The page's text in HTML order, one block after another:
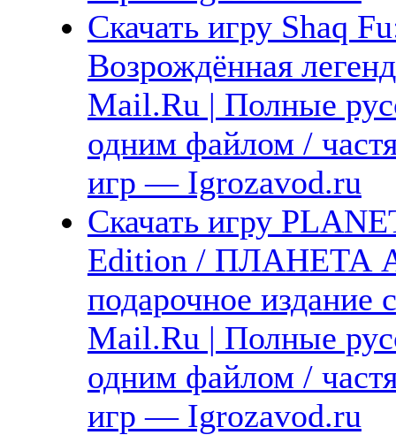
Скачать игру Shaq
Возрождённая
Mail.Ru | Полные
одним файлом /
игр — Igrozavod.ru
Скачать игру
Edition / ПЛАНЕТА
подарочное издание
Mail.Ru | Полные
одним файлом /
игр — Igrozavod.ru